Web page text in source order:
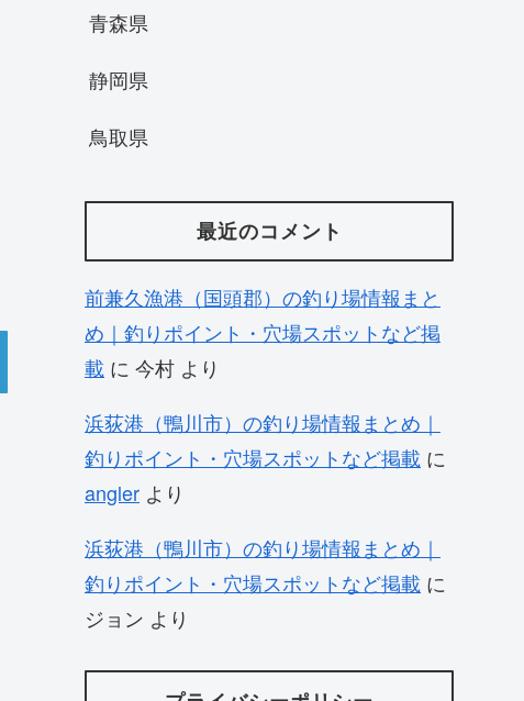
青森県
静岡県
鳥取県
最近のコメント
前兼久漁港（国頭郡）の釣り場情報まと
め｜釣りポイント・穴場スポットなど掲
載 に 今村 より
浜荻港（鴨川市）の釣り場情報まとめ｜
釣りポイント・穴場スポットなど掲載 に
angler より
浜荻港（鴨川市）の釣り場情報まとめ｜
釣りポイント・穴場スポットなど掲載 に
ジョン より